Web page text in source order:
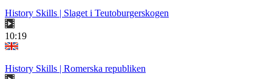
History Skills | Slaget i Teutoburgerskogen
10:19
History Skills | Romerska republiken